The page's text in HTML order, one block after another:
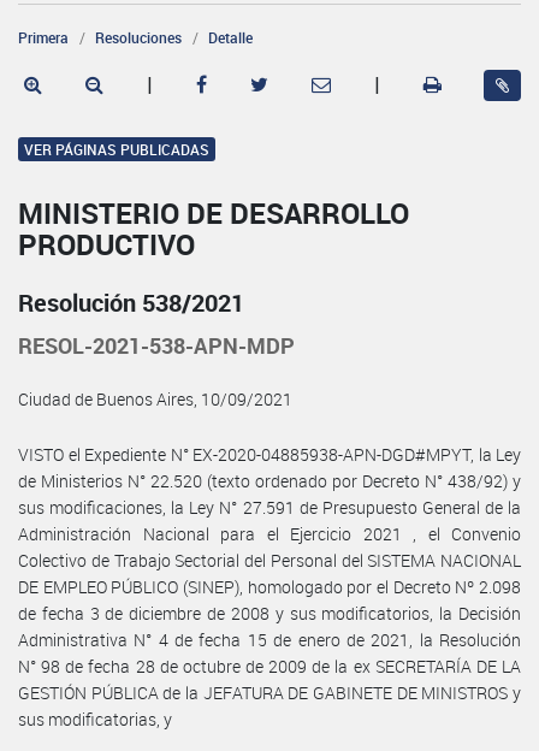
Primera Resoluciones Detalle
| |
VER PÁGINAS PUBLICADAS
MINISTERIO DE DESARROLLO
PRODUCTIVO
Resolución 538/2021
RESOL-2021-538-APN-MDP
Ciudad de Buenos Aires, 10/09/2021
VISTO el Expediente N° EX-2020-04885938-APN-DGD#MPYT, la Ley
de Ministerios N° 22.520 (texto ordenado por Decreto N° 438/92) y
sus modificaciones, la Ley N° 27.591 de Presupuesto General de la
Administración Nacional para el Ejercicio 2021 , el Convenio
Colectivo de Trabajo Sectorial del Personal del SISTEMA NACIONAL
DE EMPLEO PÚBLICO (SINEP), homologado por el Decreto Nº 2.098
de fecha 3 de diciembre de 2008 y sus modificatorios, la Decisión
Administrativa N° 4 de fecha 15 de enero de 2021, la Resolución
N° 98 de fecha 28 de octubre de 2009 de la ex SECRETARÍA DE LA
GESTIÓN PÚBLICA de la JEFATURA DE GABINETE DE MINISTROS y
sus modificatorias, y